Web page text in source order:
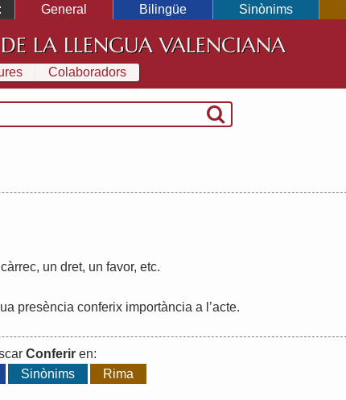
General Bilingüe Sinònims
LA LLENGUA VALENCIANA
Colaboradors
càrrec, un dret, un favor, etc.
presència conferix importància a ’acte.
Conferir en:
Sinònims Rima